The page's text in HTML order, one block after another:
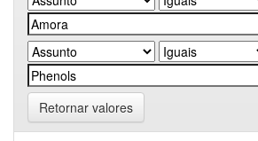
Retornar valores